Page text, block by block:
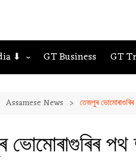
⬇ GT Business GT
Assamese News তেজপুৰ
ভোমোৰাগুৰিৰ পথ